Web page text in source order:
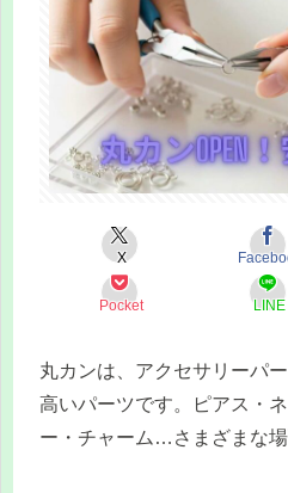
X
Pocket LINE
丸カンは、アクセサリーパ
高いパーツです。ピアス・
ー・チャーム…さまざまな場